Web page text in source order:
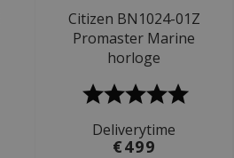
Citizen BN1024-01Z
Promaster Marine
horloge
Deliverytime
€499